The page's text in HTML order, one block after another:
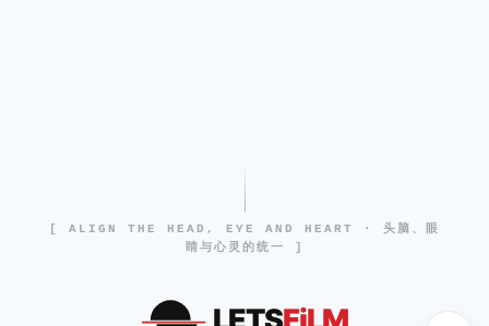
[ ALIGN THE HEAD, EYE AND HEART · 头脑、眼
睛与心灵的统一 ]